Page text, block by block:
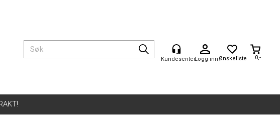
Logg inn 0,-